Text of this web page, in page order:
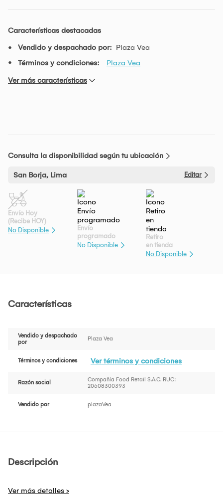
Características destacadas
Vendido y despachado por: Plaza Vea
Términos y condiciones:
Plaza Vea
Ver más características
Consulta la disponibilidad según tu ubicación
San Borja, Lima Editar
Envío Hoy
(Recibe HOY)
No Disponible
Envío
programado
No Disponible
Retiro
en tienda
No Disponible
Características
Vendido y despachado
por
Plaza Vea
Términos y condiciones Ver términos y condiciones
Razón social
Compañía Food Retail S.A.C. RUC:
20608300393
Vendido por plazaVea
Descripción